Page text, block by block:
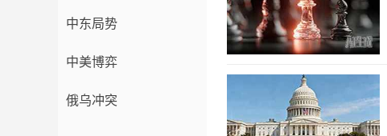
中东局势
中美博弈
俄乌冲突